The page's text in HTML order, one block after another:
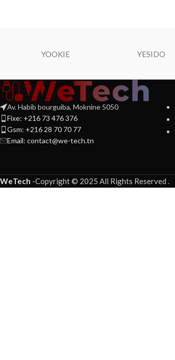
YOOKIE YESIDO
Av. Habib bourguiba, Moknine 5050
Fixe: +216 73 476 376
Gsm: +216 28 70 70 77
Email: contact@we-tech.tn
WeTech -Copyright © 2025 All Rights Reserved